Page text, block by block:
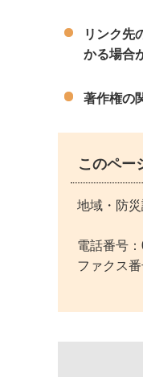
リンク先
かる場合
著作権の
このペー
地域・防
電話番号：
ファクス